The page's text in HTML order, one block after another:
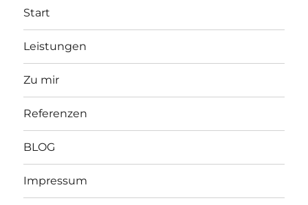
Start
Leistungen
Zu mir
Referenzen
BLOG
Impressum